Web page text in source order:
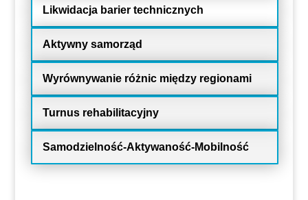
Likwidacja barier technicznych
Aktywny samorząd
Wyrównywanie różnic między regionami
Turnus rehabilitacyjny
Samodzielność-Aktywaność-Mobilność